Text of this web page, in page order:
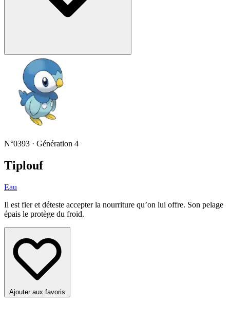
N°0393 · Génération 4
Tiplouf
Eau
Il est fier et déteste accepter la nourriture qu’on lui offre. Son pelage
épais le protège du froid.
Ajouter aux favoris